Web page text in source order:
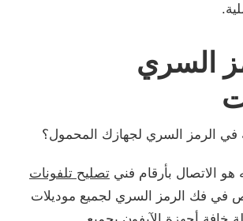
السري
الرمز السري لجهازك المحمول؟
الاتصال بأرقام فني تصليح تلفونات
في فك الرمز السري لجميع موديلات